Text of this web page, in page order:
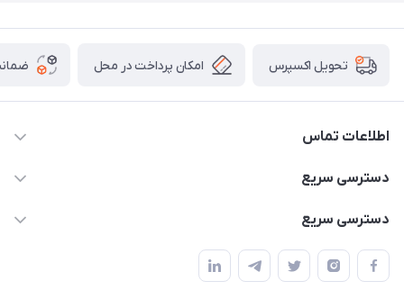
تحویل اکسپرس امکان پرداخت در محل
اطلاعات تماس
02166456492 - 09121933405
حتما با هماهنگی قبلی
دسترسی سریع
خرید کیسه خواب
چادر بادی
دسترسی سریع
چادر سرخپوستی
صندلی تاشو